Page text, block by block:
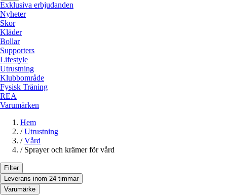
Exklusiva erbjudanden
Nyheter
Skor
Kläder
Bollar
Supporters
Lifestyle
Utrustning
Klubbområde
Fysisk Träning
REA
Varumärken
Hem
/ Utrustning
/ Vård
/ Sprayer och krämer för vård
Filter
Leverans inom 24 timmar
Varumärke